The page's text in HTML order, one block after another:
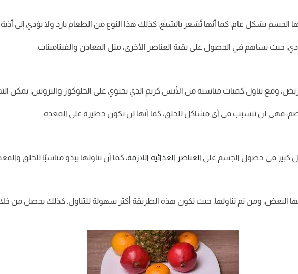
الجسم بشكل عام، كما أنها تُشعر بالشبع، كذلك هذا النوع من الطعام بارد ولا يؤدي إلى أذية
حيث يساهم في الحصول على بقية العناصر الأخرى، مثل المعادن والفيتامينات.
ومع تناول كميات مناسبة من الأيس كريم الذي يحتوي على الجلوكوز والبروتين، يمكن
فهي لن تتسبب في أي مشاكل للحلق، كما أنها لن تكون خطيرة على المعدة.
كبير في حصول الجسم على العناصر الغذائية اللازمة، كما أن تناولها يبدو مناسبًا للحلق
البعض، ومن ثم تناولها، حيث تكون هذه الطريقة أكثر سهولة للتناول. كذلك يحصل من